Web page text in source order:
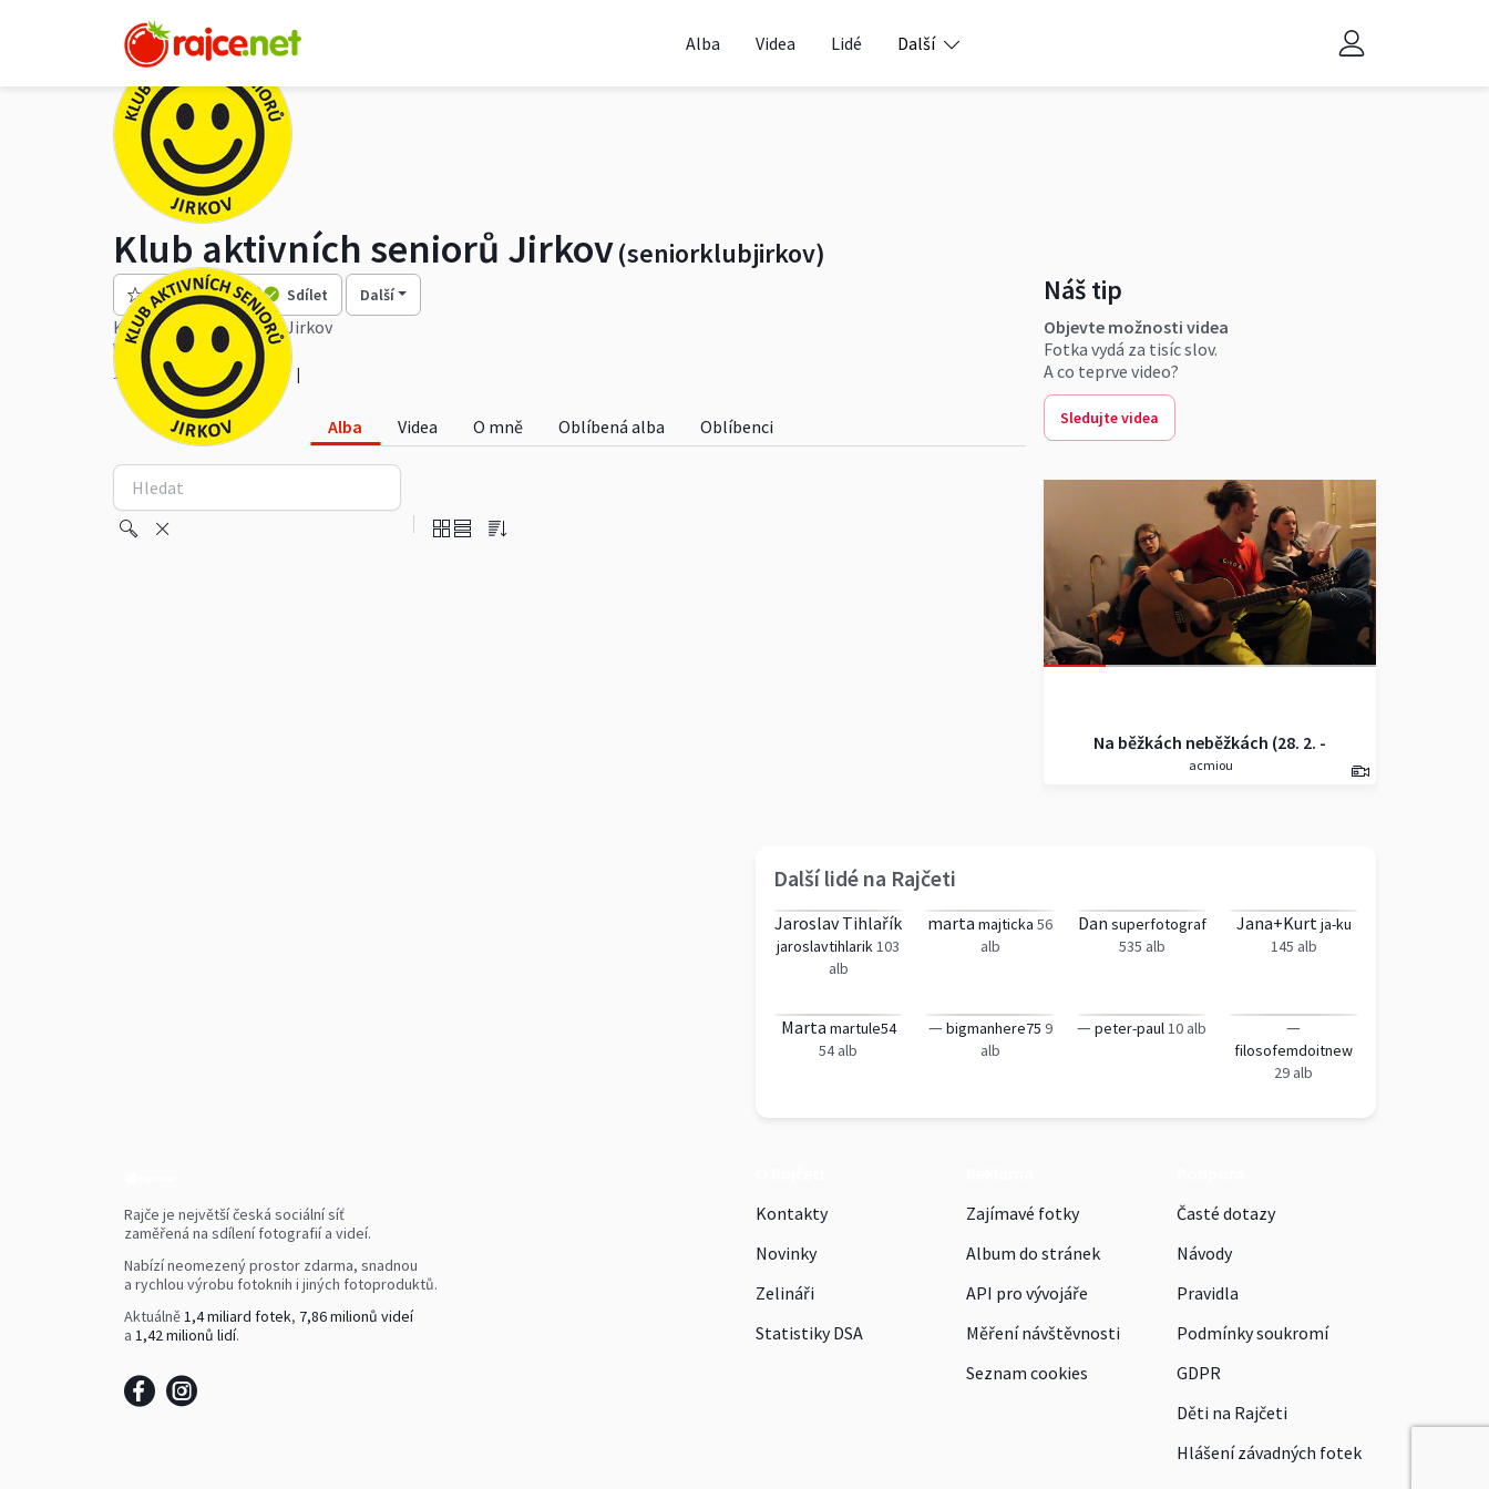
Alba Videa Lidé Další
Klub aktivních seniorů Jirkov(seniorklubjirkov)
Sledovat Sdílet Další
Klub aktivních seniorů Jirkov
Více
1 088 alb 128k zhlédnutí
Náš tip
Objevte možnosti videa
Fotka vydá za tisíc slov.
A co teprve video?
Alba Videa O mně Oblíbená alba Oblíbenci Sledujte videa
Na běžkách neběžkách (28. 2. -
1.3., Deštné)
acmiou
Další lidé na Rajčeti
Jaroslav Tihlařík
jaroslavtihlarik103
alb
marta majticka 56
alb
Dan superfotograf
535 alb
Jana+Kurtja-ku
145 alb
Marta martule54
54 alb
— bigmanhere75 9
alb
— peter-paul10 alb —
filosofemdoitnew
29 alb
Rajče je největší česká sociální síť
zaměřená na sdílení fotografií a videí.
Nabízí neomezený prostor zdarma, snadnou
a rychlou výrobu fotoknih i jiných fotoproduktů.
Aktuálně1,4 miliard fotek, 7,86 milionů videí
a 1,42 milionů lidí.
Kontakty
Novinky
Zelináři
Statistiky DSA
Zajímavé fotky
Album do stránek
API pro vývojáře
Měření návštěvnosti
Seznam cookies
Časté dotazy
Návody
Pravidla
Podmínky soukromí
GDPR
Děti na Rajčeti
Hlášení závadných fotek